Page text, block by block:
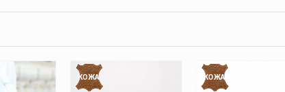
КОЖА КОЖА